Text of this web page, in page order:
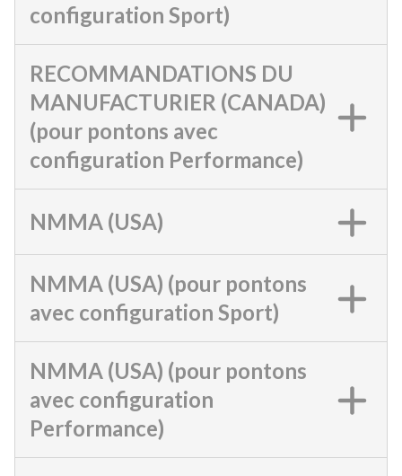
configuration Sport)
RECOMMANDATIONS DU
MANUFACTURIER (CANADA)
(pour pontons avec
configuration Performance)
NMMA (USA)
NMMA (USA) (pour pontons
avec configuration Sport)
NMMA (USA) (pour pontons
avec configuration
Performance)